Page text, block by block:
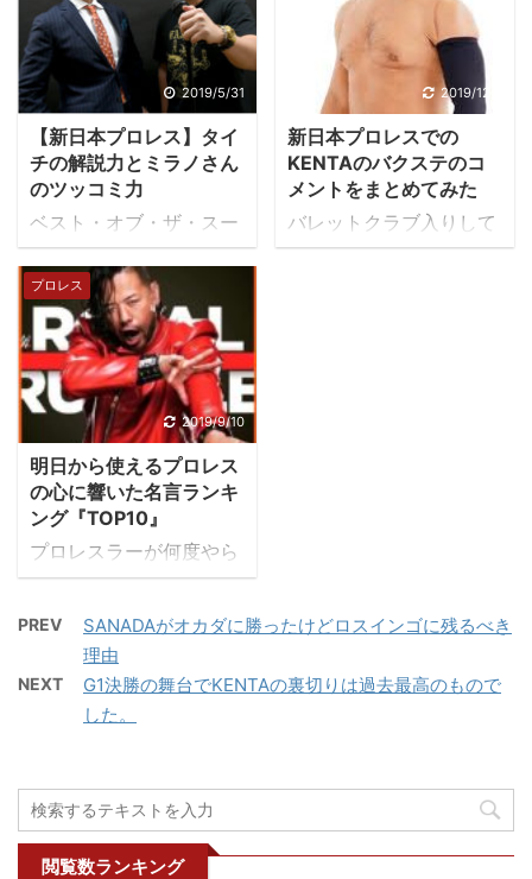
と、申しておりました
が…。 平成最後のタイト
ルマッチ！矢野&真壁組
に違和感を感じずにはい
られない件 見事にこちら
の予想を裏切る試合にな
りました！ お笑い要素は
ナシ！これがグレートバ
ッシュヒール！ この写真
でもそうですが、ここ２
～３年の矢野選手はDVD
の宣伝、コラボしたレト
ルトカレーの宣伝など、
お笑い要素の強いキャラ
クターで試合を行ってい
ました。アマレスでは学
生チャンピオンになるな
ど、輝かしい経歴を持っ
て実力も ...
の対決も匂わせてきまし
たね。 世界の獣神と戦え
るのもあと7カ月程です
から、ライガーは休めな
さそうですね。 ライガー
と鈴木みのるの因縁は12
年前の試合から ライガー
と鈴木みのるの因縁は
2019/5/31
【新日本プロレス】タイ
チの解説力とミラノさん
のツッコミ力
ベスト・オブ・ザ・スー
パージュニア26も公式戦
を各ブロックあと2試合
ずつを残して、決勝進出
者はAブロック「石森太
二」「鷹木信悟」、Bブ
ロック「田口隆祐」「ウ
ィル・オスプレイ」の4
名に絞られました。 驚く
べきはこの4人とも現在
「無冠」である、という
ことです。チャンピオン
は狙われる立場なので優
リーグ戦の定石なのです
が1人も残っていないの
は少し寂しいですね。 私
の予想は田口監督です。
NJPWWORLDは全戦生
中継で全試合実況解説付
きになりました。去 ...
2019/12/7
新日本プロレスでの
KENTAのバクステのコ
メントをまとめてみた
バレットクラブ入りして
からのKENTAのヒールっ
をまとめてみました。
レットクラブ入りする前
開幕前～KENTAのプロレ
スお見せします リハ ...
プロレス
2019/9/10
明日から使えるプロレス
の心に響いた名言ランキ
ング『TOP10』
プロレスラーが何度やら
れても立ち上がる姿にフ
す。プロレスラーは常に
情熱を持って生きてい
る。 あるものは過去との
決別のため、またあるも
界においてもがき続ける
プロレスラーだからこそ
心に響く名言が生まれま
PREV
SANADAがオカダに勝ったけどロスインゴに残るべき
理由
NEXT
G1決勝の舞台でKENTAの裏切りは過去最高のもので
した。
閲覧数ランキング